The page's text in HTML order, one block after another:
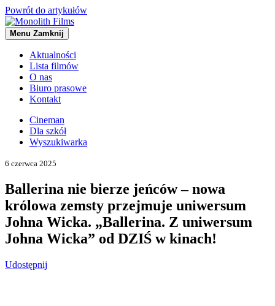
Powrót do artykułów
Menu Zamknij
Aktualności
Lista filmów
O nas
Biuro prasowe
Kontakt
Cineman
Dla szkół
Wyszukiwarka
6 czerwca 2025
Ballerina nie bierze jeńców – nowa
królowa zemsty przejmuje uniwersum
Johna Wicka. „Ballerina. Z uniwersum
Johna Wicka” od DZIŚ w kinach!
Udostępnij